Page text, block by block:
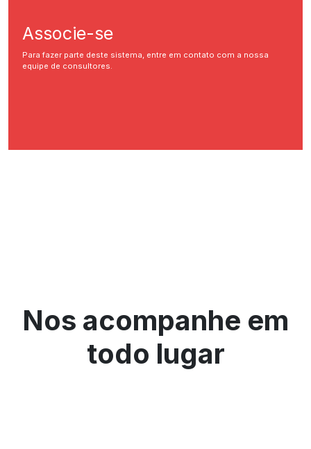
Associe-se
Para fazer parte deste sistema, entre em contato com a nossa
equipe de consultores.
Nos acompanhe em
todo lugar